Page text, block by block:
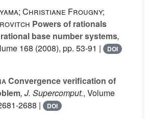
Christiane Frougny;
Powers of rationals
base number systems,
168 (2008), pp. 53-91 | DOI
Convergence verification of
, J. Supercomput., Volume
2688 | DOI